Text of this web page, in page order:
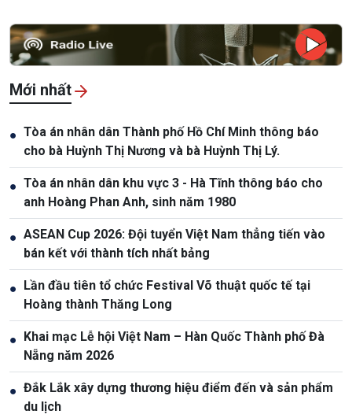
Mới nhất
● Tòa án nhân dân Thành phố Hồ Chí Minh thông báo
cho bà Huỳnh Thị Nương và bà Huỳnh Thị Lý.
● Tòa án nhân dân khu vực 3 - Hà Tĩnh thông báo cho
anh Hoàng Phan Anh, sinh năm 1980
● ASEAN Cup 2026: Đội tuyển Việt Nam thẳng tiến vào
bán kết với thành tích nhất bảng
● Lần đầu tiên tổ chức Festival Võ thuật quốc tế tại
Hoàng thành Thăng Long
● Khai mạc Lễ hội Việt Nam – Hàn Quốc Thành phố Đà
Nẵng năm 2026
● Đắk Lắk xây dựng thương hiệu điểm đến và sản phẩm
du lịch